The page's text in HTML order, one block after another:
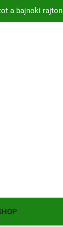
rajtol az Érdi VSE!
Kupában
az Érdi VSE!
pályára Érden